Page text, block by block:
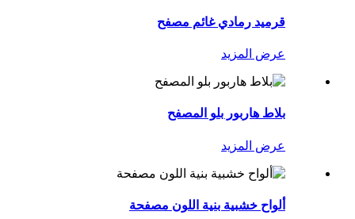
قرميد رمادي غائم مصفح
عرض المزيد
بلاط هاربور بلو المصفح
عرض المزيد
ألواح خشبية بنية اللون مصفحة